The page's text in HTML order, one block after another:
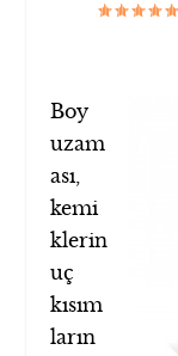
Boy
uzam
ası,
kemi
klerin
uç
kısım
ların